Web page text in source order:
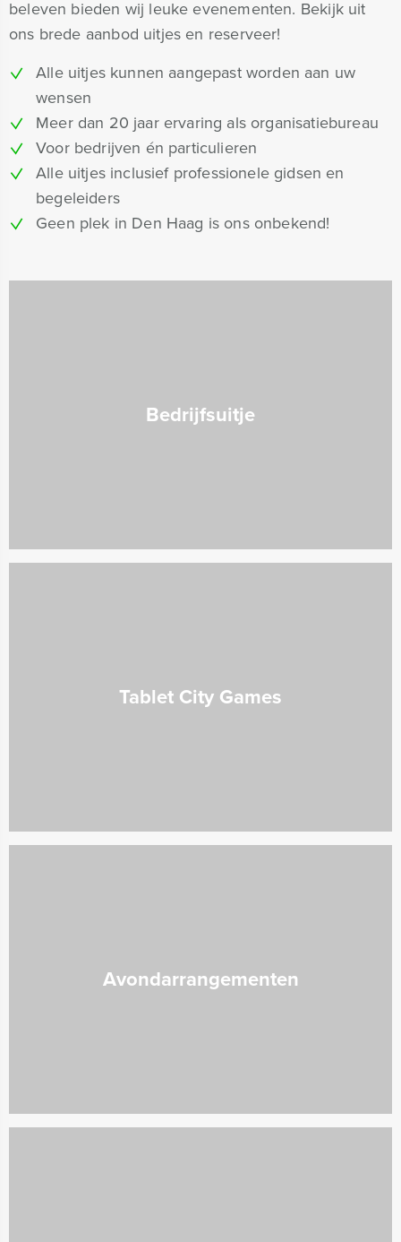
beleven bieden wij leuke evenementen. Bekijk uit
ons brede aanbod uitjes en reserveer!
Alle uitjes kunnen aangepast worden aan uw
wensen
Meer dan 20 jaar ervaring als organisatiebureau
Voor bedrijven én particulieren
Alle uitjes inclusief professionele gidsen en
begeleiders
Geen plek in Den Haag is ons onbekend!
Bedrijfsuitje
Tablet City Games
Avondarrangementen